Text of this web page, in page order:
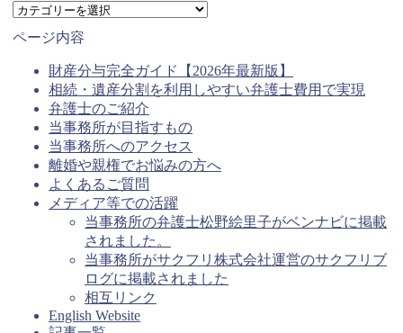
記
事
ページ内容
財産分与完全ガイド【2026年最新版】
相続・遺産分割を利用しやすい弁護士費用で実現
弁護士のご紹介
当事務所が目指すもの
当事務所へのアクセス
離婚や親権でお悩みの方へ
よくあるご質問
メディア等での活躍
当事務所の弁護士松野絵里子がベンナビに掲載
されました。
当事務所がサクフリ株式会社運営のサクフリブ
ログに掲載されました
相互リンク
English Website